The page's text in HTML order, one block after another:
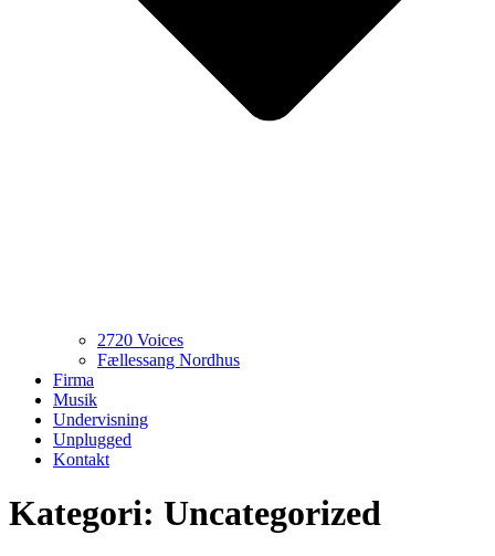
2720 Voices
Fællessang Nordhus
Firma
Musik
Undervisning
Unplugged
Kontakt
Kategori: Uncategorized